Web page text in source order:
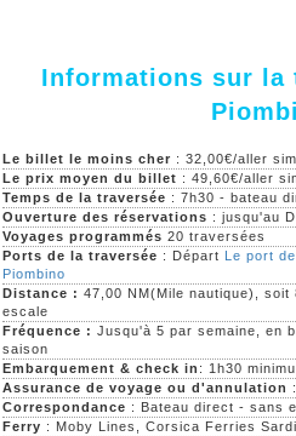
Informations sur la
Le billet le moins cher : 32,00€/aller
Le prix moyen du billet : 49,60€/aller
Temps de la traversée : 7h30 - bateau
Ouverture des réservations : jusqu'au
Voyages programmés 20 traversées
Ports de la traversée : Départ Le port
Piombino
Distance : 47,00 NM(Mile nautique),
escale
Fréquence : Jusqu'à 5 par semaine, en
saison
Embarquement & check in : 1h30
Assurance de voyage ou d'annulation
Correspondance : Bateau direct - sans
Ferry : Moby Lines, Corsica Ferries